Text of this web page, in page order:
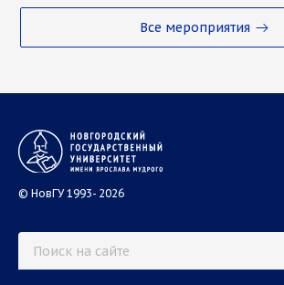
Все мероприятия
© НовГУ 1993- 2026